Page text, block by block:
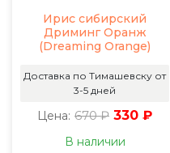
Ирис сибирский
Дриминг Оранж
(Dreaming Orange)
Доставка по Тимашевску от
3-5 дней
Цена: 670 ₽ 330 ₽
В наличии